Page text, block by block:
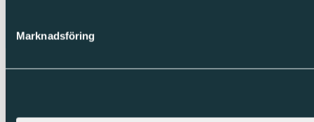
Marknadsföring